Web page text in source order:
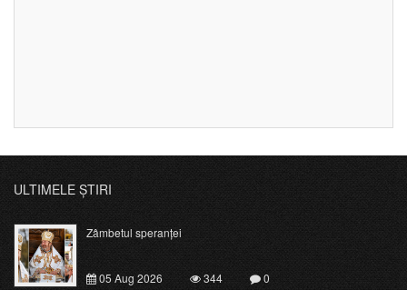
ULTIMELE ȘTIRI
Zâmbetul speranței
05 Aug 2026 344
0